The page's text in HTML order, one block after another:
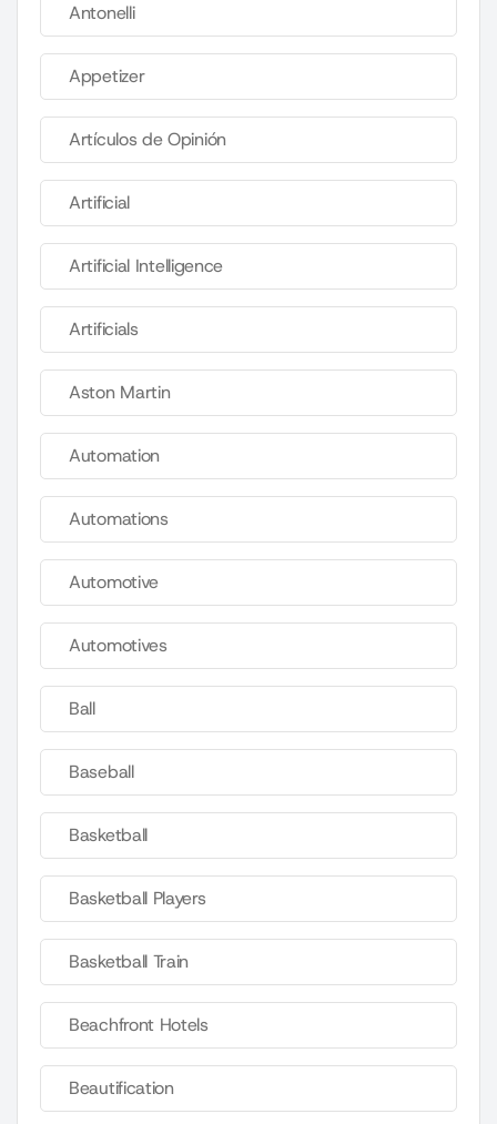
Antonelli
Appetizer
Artículos de Opinión
Artificial
Artificial Intelligence
Artificials
Aston Martin
Automation
Automations
Automotive
Automotives
Ball
Baseball
Basketball
Basketball Players
Basketball Train
Beachfront Hotels
Beautification